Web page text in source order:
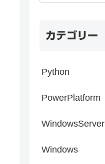
カテゴリー
Python
PowerPlatform
WindowsServer
Windows